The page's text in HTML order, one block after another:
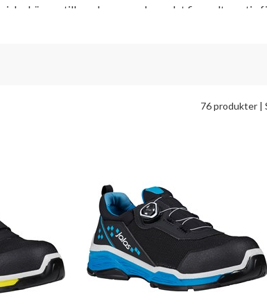
kängor till moderna sneakers, det finns alternativ
76 produkter |